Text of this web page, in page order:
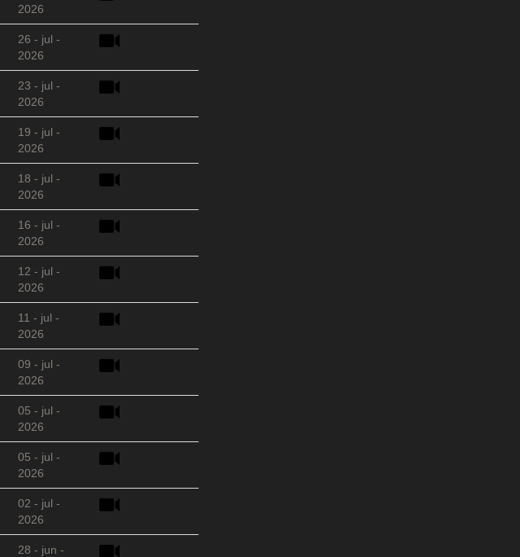
2026
26 - jul -
2026
23 - jul -
2026
19 - jul -
2026
18 - jul -
2026
16 - jul -
2026
12 - jul -
2026
11 - jul -
2026
09 - jul -
2026
05 - jul -
2026
05 - jul -
2026
02 - jul -
2026
28 - jun -